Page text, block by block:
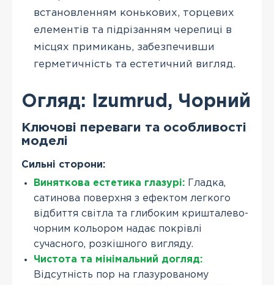
встановленням конькових, торцевих
елементів та підрізанням черепиці в
місцях примикань, забезпечивши
герметичність та естетичний вигляд.
Огляд: Izumrud, Чорний
Ключові переваги та особливості
моделі
Сильні сторони:
Виняткова естетика глазурі: Гладка,
сатинова поверхня з ефектом легкого
відбиття світла та глибоким кришталево-
чорним кольором надає покрівлі
сучасного, розкішного вигляду.
Чистота та мінімальний догляд:
Відсутність пор на глазурованому